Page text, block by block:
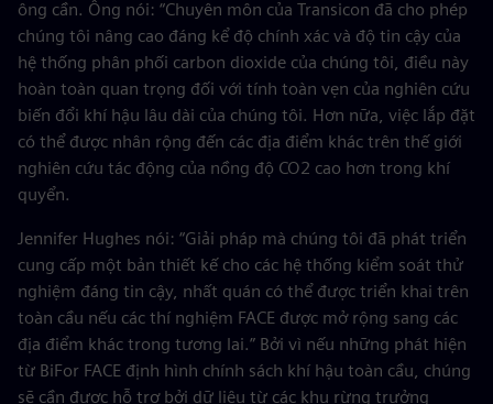
ông cần. Ông nói: “Chuyên môn của Transicon đã cho phép
chúng tôi nâng cao đáng kể độ chính xác và độ tin cậy của
hệ thống phân phối carbon dioxide của chúng tôi, điều này
hoàn toàn quan trọng đối với tính toàn vẹn của nghiên cứu
biến đổi khí hậu lâu dài của chúng tôi. Hơn nữa, việc lắp đặt
có thể được nhân rộng đến các địa điểm khác trên thế giới
nghiên cứu tác động của nồng độ CO2 cao hơn trong khí
quyển.
Jennifer Hughes nói: “Giải pháp mà chúng tôi đã phát triển
cung cấp một bản thiết kế cho các hệ thống kiểm soát thử
nghiệm đáng tin cậy, nhất quán có thể được triển khai trên
toàn cầu nếu các thí nghiệm FACE được mở rộng sang các
địa điểm khác trong tương lai.” Bởi vì nếu những phát hiện
từ BiFor FACE định hình chính sách khí hậu toàn cầu, chúng
sẽ cần được hỗ trợ bởi dữ liệu từ các khu rừng trưởng